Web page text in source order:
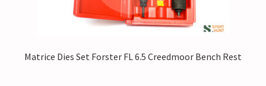
Matrice Dies Set Forster FL 6.5 Creedmoor Bench Rest